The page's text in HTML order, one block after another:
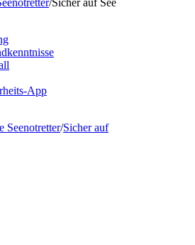
App
Seenotretter/Sicher auf